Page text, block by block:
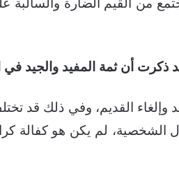
ذكرت أن ثمة المفيد والجيد في
وإلغاء القديم، وفي ذلك قد
الشخصية، لم يكن هو كفالة